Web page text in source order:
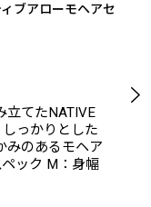
ブアローモヘアセ
立てたNATIVE
しっかりとした
みのあるモヘア
ック M：身幅